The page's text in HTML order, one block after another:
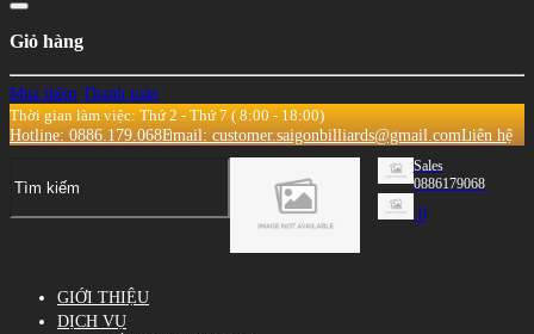
Giỏ hàng
Mua thêm Thanh toán
Thời gian làm việc: Thứ 2 - Thứ 7 ( 8:00 - 18:00)
Hotline: 0886.179.068Email: customer.saigonbilliards@gmail.comLiên hệ
Sales
0886179068
0
GIỚI THIỆU
DỊCH VỤ